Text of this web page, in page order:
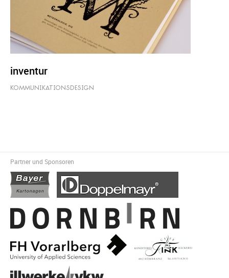
inventur
KOMMUNIKATIONSDESIGN
Partner und Sponsoren